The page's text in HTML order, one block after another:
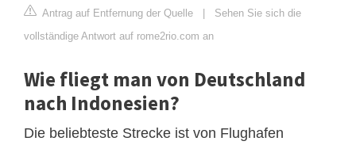
Antrag auf Entfernung der Quelle | Sehen Sie sich die
vollständige Antwort auf rome2rio.com an
Wie fliegt man von Deutschland
nach Indonesien?
Die beliebteste Strecke ist von Flughafen